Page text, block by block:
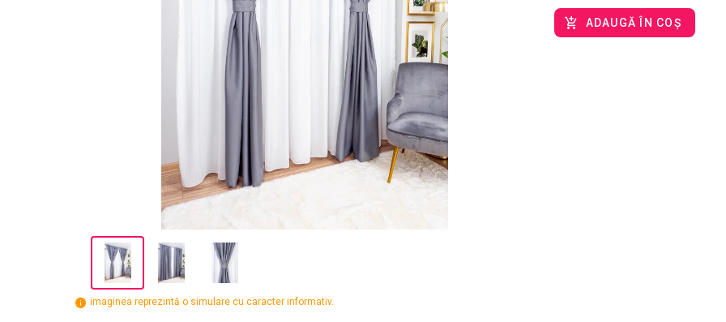
imaginea reprezintă o simulare cu caracter informativ.
ADAUGĂ ÎN COȘ